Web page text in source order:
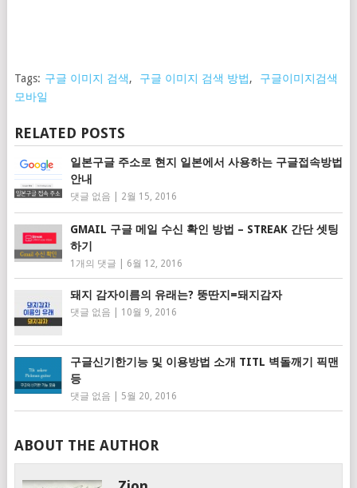
Tags: 구글 이미지 검색, 구글 이미지 검색 방법,
구글이미지검색
모바일
RELATED POSTS
일본구글 주소로 현지 일본에서 사용하는 구글접속방법
안내
댓글 없음 2월 15, 2016
GMAIL 구글 메일 수신 확인 방법 – STREAK 간단 셋팅
하기
1개의 댓글 6월 12, 2016
돼지 감자이름의 유래는? 뚱딴지=돼지감자
댓글 없음 10월 9, 2016
구글신기한기능 및 이용방법 소개 TITL 벽돌깨기 픽맨
등
댓글 없음 5월 20, 2016
ABOUT THE AUTHOR